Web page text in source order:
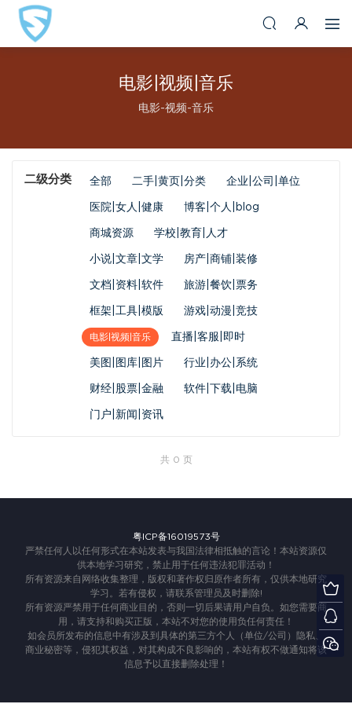
电影|视频|音乐
电影-视频-音乐
二级分类 全部 二手|黄页|分类 企业|公司|单位
医院|女人|健康 博客|个人|blog
商城资源 学校|教育|人才
小说|文章|文学 房产|商铺|装修
文档|资料|软件 旅游|餐饮|票务
框架|工具|模版 游戏|动漫|竞技
电影|视频|音乐 直播|客服|即时
美图|图库|图片 行业|办公|系统
财经|股票|金融 软件|下载|电脑
门户|新闻|资讯
共 0 页
粤ICP备16019573号
严禁任何人以任何形式在本站发表与我国法律相抵触的言论！本站资源仅
供本地学习研究，禁止用于任何违法犯罪活动！
所有资源来自网络收集整理，版权和著作权归原作者所有，仅供本地研究
学习。若有侵权，请联系管理员及时删除!
所有资源严禁用于任何商业目的，否则一切后果请用户自负。如您需要商
用，请支持和购买正版，本站不对您的使用负任何责任！
如会员所发布的信息中有涉及到具体的第三方个人（单位/公司）隐私、
商业秘密等，侵犯其权益，对其构成不良影响的，本站有权不做通知将该
信息予以直接删除处理！